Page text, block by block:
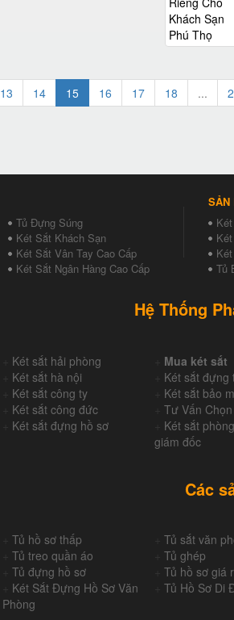
13 14 15 16 17 18 ...
Tủ Đựng Súng
Két Sắt Khách Sạn
Két Sắt Vân Tay Cao Cấp
Két Sắt Ngân Hàng Cao Cấp
SẢN
Tủ
Hệ Thống
Két sắt hải phòng Mua két sắt
Két sắt hà nội Két sắt đựng
Két sắt công ty Két sắt bảo
Két sắt công đức Tư Vấn
Két sắt đựng hồ sơ
Két sắt
giám đốc
Các
+Tủ hồ sơ thấp Tủ sắt văn
+Tủ treo quần áo Tủ ghép
+Tủ đựng hồ sơ Tủ hồ sơ giá
Két Sắt Đựng Hồ Sơ Văn
Phòng
Tủ Hồ Sơ Di